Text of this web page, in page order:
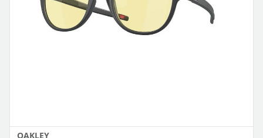
OAKLEY